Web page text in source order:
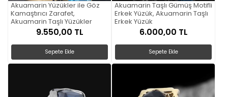
Akuamarin Yüzükler ile Göz
Kamaştırıcı Zarafet,
Akuamarin Taşlı Yüzükler
9.550,00 TL
Sepete Ekle
Akuamarin Taşlı Gümüş Motifli
Erkek Yüzük, Akuamarin Taşlı
Erkek Yüzük
6.000,00 TL
Sepete Ekle